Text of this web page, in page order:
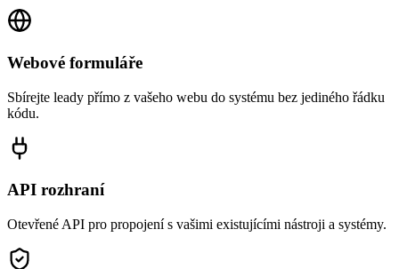
Webové formuláře
Sbírejte leady přímo z vašeho webu do systému bez jediného řádku
kódu.
API rozhraní
Otevřené API pro propojení s vašimi existujícími nástroji a systémy.